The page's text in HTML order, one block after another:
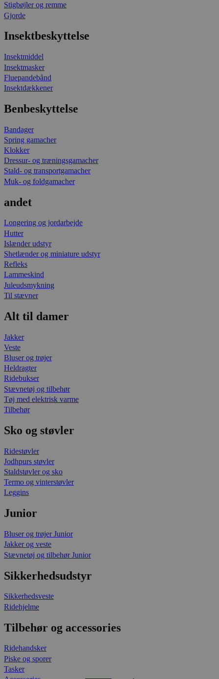
Stigbøjler og remme
Gjorde
Insektbeskyttelse
Insektmiddel
Insektmasker
Fluepandebånd
Insektdækkener
Benbeskyttelse
Bandager
Spring gamacher
Klokker
Dressur- og træningsgamacher
Stald- og transportgamacher
Muk- og foldgamacher
andet
Longering og jordarbejde
Hutter
Islænder udstyr
Shetlænder og miniature udstyr
Refleks
Lammeskind
Juleudsmykning
Til stævner
Alt til damer
Jakker
Veste
Bluser og trøjer
Heldragter
Ridebukser
Stævnetøj og tilbehør
Tøj med elektrisk varme
Tilbehør
Sko og støvler
Ridestøvler
Jodhpurs støvler
Staldstøvler og sko
Termo og vinterstøvler
Leggins
Junior
Bluser og trøjer Junior
Jakker og veste
Stævnetøj og tilbehør Junior
Sikkerhedsudstyr
Sikkerhedsveste
Ridehjelme
Tilbehør og accessories
Ridehandsker
Piske og sporer
Tasker